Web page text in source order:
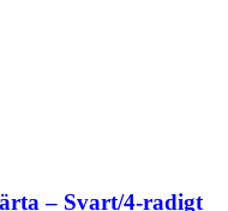
– Svart/4-radigt